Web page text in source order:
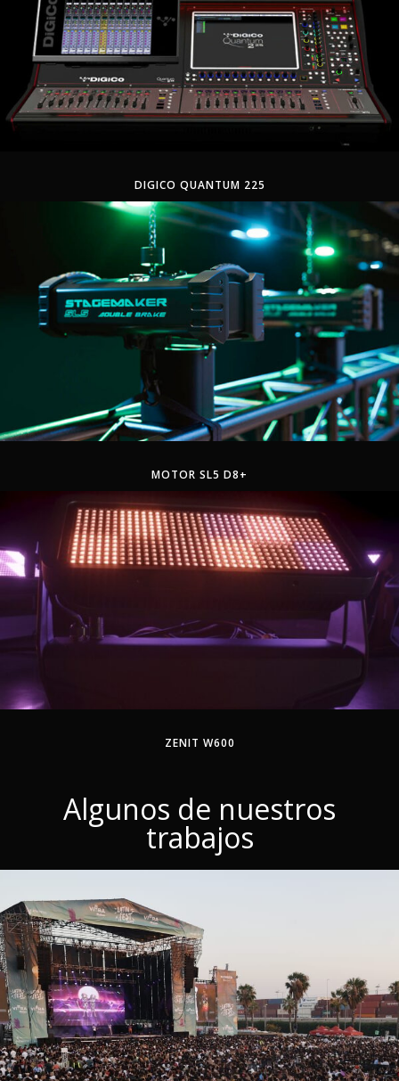
DIGICO QUANTUM 225
MOTOR SL5 D8+
ZENIT W600
Algunos de nuestros
trabajos